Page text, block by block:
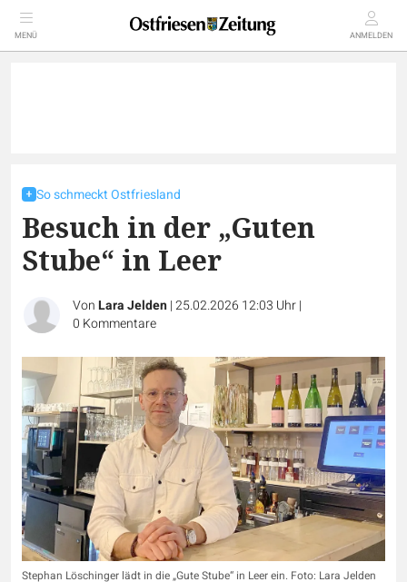
MENÜ ANMELDEN
So schmeckt Ostfriesland
Besuch in der „Guten
Stube“ in Leer
VonLara Jelden|25.02.2026 12:03 Uhr|
0 Kommentare
Stephan Löschinger lädt in die „Gute Stube“ in Leer ein. Foto: Lara Jelden